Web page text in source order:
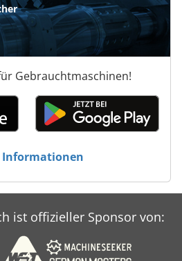
Gebrauchtmaschinen!
Informationen
ist offizieller Sponsor von: